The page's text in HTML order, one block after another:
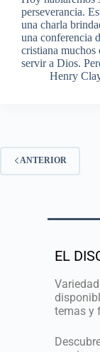
perseverancia.
una charla
una conferencia
cristiana muchos
servir a Dios.
Henry
ANTERIOR
EL
temas y